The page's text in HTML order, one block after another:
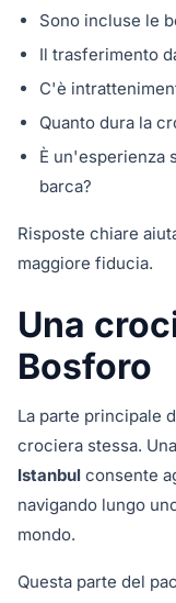
Sono incluse le
Il trasferimento
C'è
Quanto dura la
È un'esperienza
barca?
Risposte chiare
maggiore fiducia.
Una
Bosforo
La parte principale
crociera stessa. Una
Istanbul consente
navigando lungo
mondo.
Questa parte del